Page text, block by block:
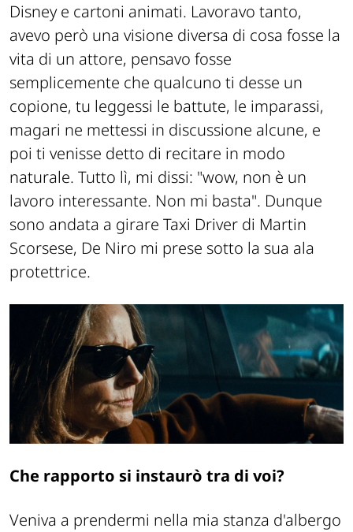
Disney e cartoni animati. Lavoravo tanto,
avevo però una visione diversa di cosa fosse la
vita di un attore, pensavo fosse
semplicemente che qualcuno ti desse un
copione, tu leggessi le battute, le imparassi,
magari ne mettessi in discussione alcune, e
poi ti venisse detto di recitare in modo
naturale. Tutto lì, mi dissi: "wow, non è un
lavoro interessante. Non mi basta". Dunque
sono andata a girare Taxi Driver di Martin
Scorsese, De Niro mi prese sotto la sua ala
protettrice.
Che rapporto si instaurò tra di voi?
Veniva a prendermi nella mia stanza d'albergo